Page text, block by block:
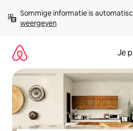
direct
naar
Sommige informatie is
weergeven
Je